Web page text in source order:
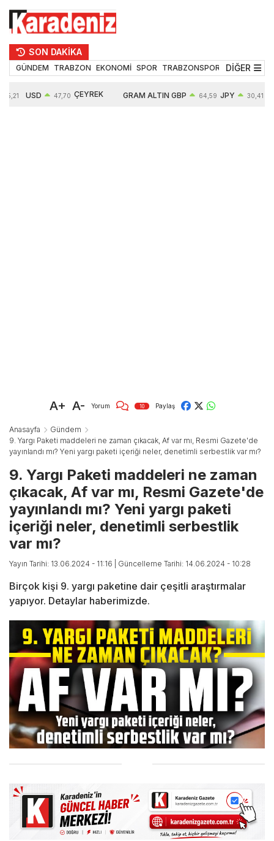
SON DAKİKA
GÜNDEM TRABZON EKONOMİ SPOR TRABZONSPOR TEKNOLOJİ
DİĞER
55,21 USD 47,70 ÇEYREK GRAM ALTIN GBP 64,59 JPY 30,41
A+ A- Yorum 10 Paylaş
Anasayfa
Gündem
9. Yargı Paketi maddeleri ne zaman çıkacak, Af var mı, Resmi Gazete'de
yayınlandı mı? Yeni yargı paketi içeriği neler, denetimli serbestlik var mı?
9. Yargı Paketi maddeleri ne zaman
çıkacak, Af var mı, Resmi Gazete'de
yayınlandı mı? Yeni yargı paketi
içeriği neler, denetimli serbestlik
var mı?
Yayın Tarihi: 13.06.2024 - 11:16 | Güncelleme Tarihi: 14.06.2024 - 10:28
Birçok kişi 9. yargı paketine dair çeşitli araştırmalar
yapıyor. Detaylar haberimizde.